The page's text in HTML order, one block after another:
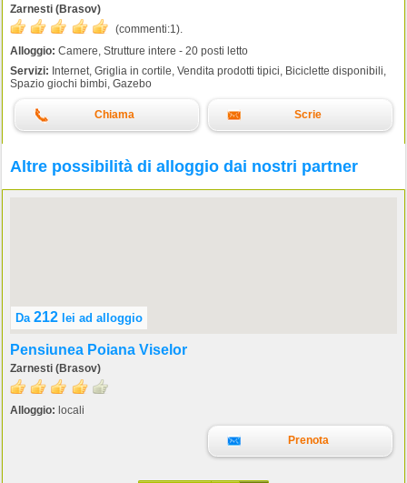
Zarnesti (Brasov)
(commenti:1).
Alloggio: Camere, Strutture intere - 20 posti letto
Servizi: Internet, Griglia in cortile, Vendita prodotti tipici, Biciclette disponibili,
Spazio giochi bimbi, Gazebo
Chiama Scrie
Altre possibilità di alloggio dai nostri partner
Da 212 lei ad alloggio
Pensiunea Poiana Viselor
Zarnesti (Brasov)
Alloggio: locali
Prenota